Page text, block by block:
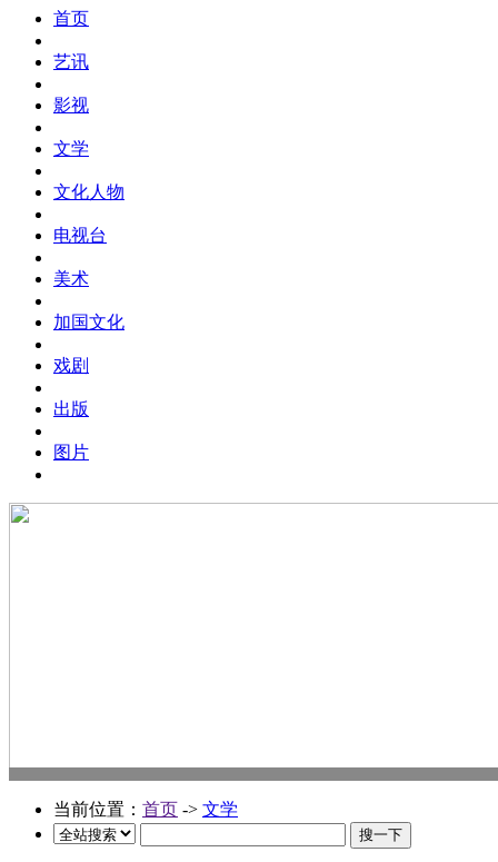
首页
艺讯
影视
文学
文化人物
电视台
美术
加国文化
戏剧
出版
图片
当前位置： 首页 -> 文学